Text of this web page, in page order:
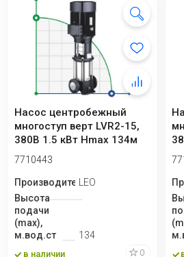
Насос центробежный
многоступ верт LVR2-15,
380В 1.5 кВт Hmax 134м
Qmax 58.3 л...
7710443
ПроизводительLEO
Высота
подачи
(max),
м.вод.ст
134
в наличии 0